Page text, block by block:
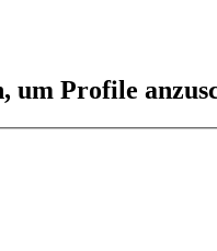
um Profile